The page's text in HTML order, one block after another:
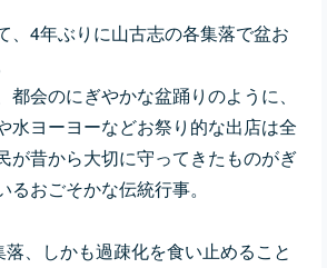
、4年ぶりに山古志の各集落で盆お
都会のにぎやかな盆踊りのように、
水ヨーヨーなどお祭り的な出店は全
が昔から大切に守ってきたものがぎ
るおごそかな伝統行事。
、しかも過疎化を食い止めること